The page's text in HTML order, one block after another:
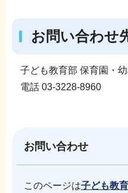
お問い合わせ
子ども教育部 保育園・
電話 03-3228-8960
お問い合わせ
このページは子ども教